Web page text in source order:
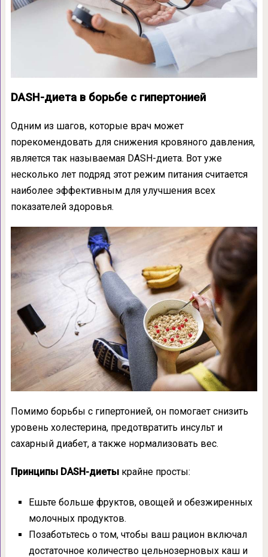
DASH-диета в борьбе с гипертонией
Одним из шагов, которые врач может
порекомендовать для снижения кровяного давления,
является так называемая DASH-диета. Вот уже
несколько лет подряд этот режим питания считается
наиболее эффективным для улучшения всех
показателей здоровья.
Помимо борьбы с гипертонией, он помогает снизить
уровень холестерина, предотвратить инсульт и
сахарный диабет, а также нормализовать вес.
Принципы DASH-диетыкрайне просты:
Ешьте больше фруктов, овощей и обезжиренных
молочных продуктов.
Позаботьтесь о том, чтобы ваш рацион включал
достаточное количество цельнозерновых каш и